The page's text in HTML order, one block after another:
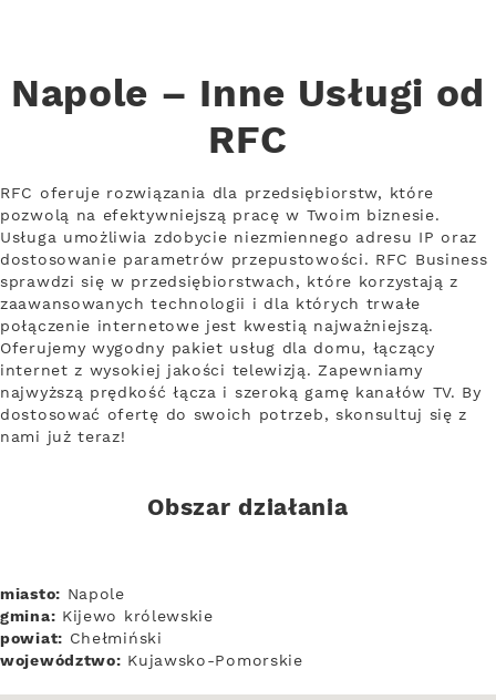
Napole – Inne Usługi od
RFC
RFC oferuje rozwiązania dla przedsiębiorstw, które
pozwolą na efektywniejszą pracę w Twoim biznesie.
Usługa umożliwia zdobycie niezmiennego adresu IP oraz
dostosowanie parametrów przepustowości. RFC Business
sprawdzi się w przedsiębiorstwach, które korzystają z
zaawansowanych technologii i dla których trwałe
połączenie internetowe jest kwestią najważniejszą.
Oferujemy wygodny pakiet usług dla domu, łączący
internet z wysokiej jakości telewizją. Zapewniamy
najwyższą prędkość łącza i szeroką gamę kanałów TV. By
dostosować ofertę do swoich potrzeb, skonsultuj się z
nami już teraz!
Obszar działania
miasto: Napole
gmina: Kijewo królewskie
powiat: Chełmiński
województwo: Kujawsko-Pomorskie